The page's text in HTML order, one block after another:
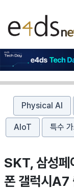
Physical AI
AIoT 특수
SKT, 삼성페
폰 갤럭시A7